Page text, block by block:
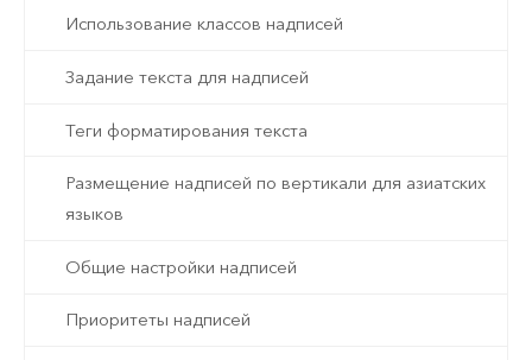
Использование классов надписей
Задание текста для надписей
Теги форматирования текста
Размещение надписей по вертикали для азиатских
языков
Общие настройки надписей
Приоритеты надписей